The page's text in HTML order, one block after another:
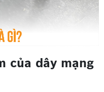
của dây mạng